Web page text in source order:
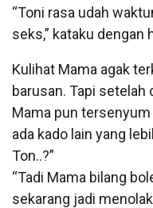
“Toni rasa udah
seks,” kataku dengan
Kulihat Mama agak
barusan. Tapi setelah
Mama pun tersenyum
ada kado lain yang
Ton..?”
“Tadi Mama bilang
sekarang jadi